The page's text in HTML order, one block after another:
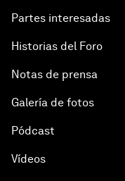
Partes interesadas
Historias del Foro
Notas de prensa
Galería de fotos
Pódcast
Vídeos